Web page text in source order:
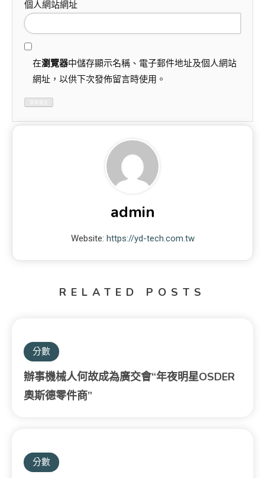
個人網站網址
在瀏覽器中儲存顯示名稱、電子郵件地址及個人網站
網址，以供下次發佈留言時使用。
admin
Website: https://yd-tech.com.tw
RELATED POSTS
分數
辦事機械人何故成為廣交會“年夜明星OSDER
奧斯德零件商”
分數